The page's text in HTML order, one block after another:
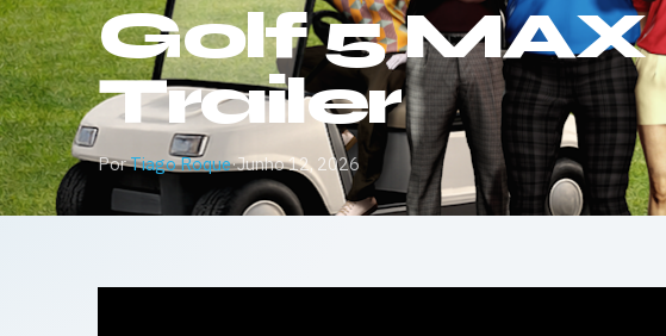
Golf 5 MAX
Trailer
PorTiago Roque·Junho 12, 2026